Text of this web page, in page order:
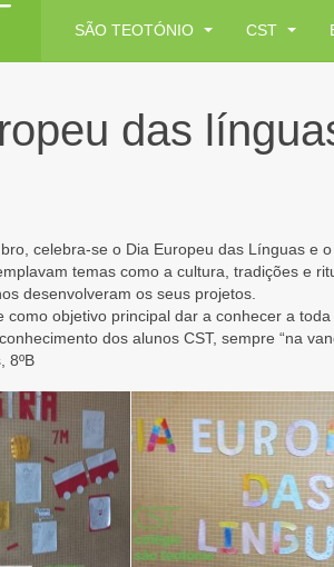
SÃO TEOTÓNIO CST
das
celebra-se o Dia Europeu das Línguas e
temas como a cultura, tradições e
desenvolveram os seus projetos.
como objetivo principal dar a conhecer a
dos alunos CST, sempre “na
8ºB